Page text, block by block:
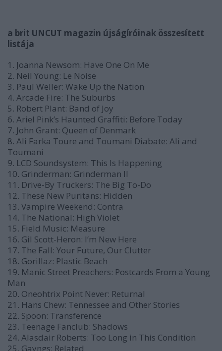
a brit UNCUT magazin újságíróinak összesített
listája
1. Joanna Newsom: Have One On Me
2. Neil Young: Le Noise
3. Paul Weller: Wake Up the Nation
4. Arcade Fire: The Suburbs
5. Robert Plant: Band of Joy
6. Ariel Pink’s Haunted Graffiti: Before Today
7. John Grant: Queen of Denmark
8. Ali Farka Toure and Toumani Diabate: Ali and
Toumani
9. LCD Soundsystem: This Is Happening
10. Grinderman: Grinderman II
11. Drive-By Truckers: The Big To-Do
12. These New Puritans: Hidden
13. Vampire Weekend: Contra
14. The National: High Violet
15. Field Music: Measure
16. Gil Scott-Heron: I’m New Here
17. The Fall: Your Future, Our Clutter
18. Gorillaz: Plastic Beach
19. Manic Street Preachers: Postcards From a Young
Man
20. Oneohtrix Point Never: Returnal
21. Hans Chew: Tennessee and Other Stories
22. Spoon: Transference
23. Teenage Fanclub: Shadows
24. Alasdair Roberts: Too Long in This Condition
25. Gayngs: Related